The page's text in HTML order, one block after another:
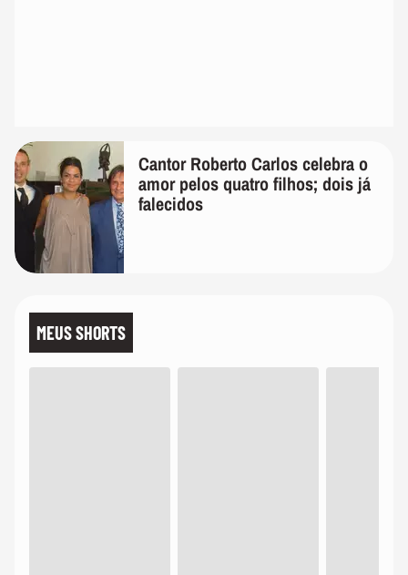
Cantor Roberto Carlos celebra o
amor pelos quatro filhos; dois já
falecidos
MEUS SHORTS